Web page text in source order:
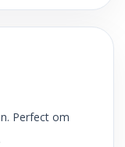
Perfect om